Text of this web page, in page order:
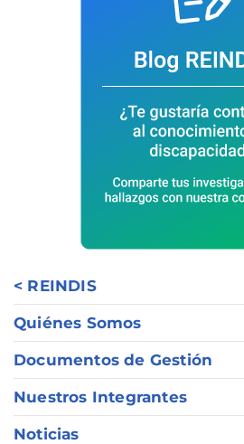
< REINDIS
Quiénes Somos
Documentos de Gestión
Nuestros Integrantes
Noticias